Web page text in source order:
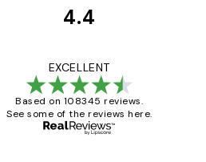
4.4
EXCELLENT
Based on 108345 reviews.
See some of the reviews here.